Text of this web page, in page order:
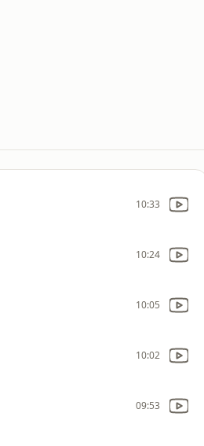
10:33
10:24
10:05
10:02
09:53